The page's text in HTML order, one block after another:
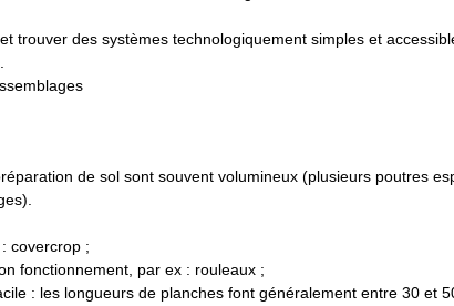
trouver des systèmes technologiquement simples et
de sol sont souvent volumineux (plusieurs poutres
covercrop ;
fonctionnement, par ex : rouleaux ;
: les longueurs de planches font généralement entre 30 et